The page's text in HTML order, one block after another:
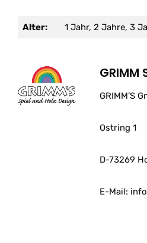
Alter: 1 Jahr, 2 Jahre, 3
GRIMM
GRIMM’S
Ostring 1
D-73269
E-Mail: